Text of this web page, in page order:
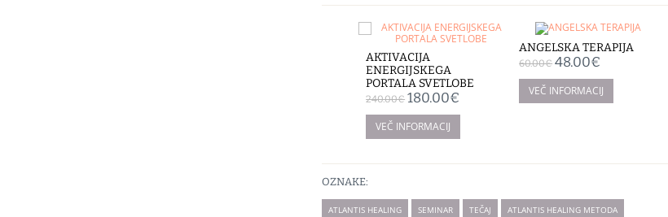
AKTIVACIJA
ENERGIJSKEGA
PORTALA SVETLOBE
240.00€ 180.00€
ANGELSKA TERAPIJA
60.00€ 48.00€
OZNAKE:
ATLANTIS HEALING SEMINAR TEČAJ ATLANTIS HEALING METODA